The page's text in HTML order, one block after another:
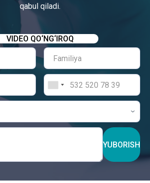
qabul qiladi.
VIDEO QO‘NG‘IROQ
YUBORISH